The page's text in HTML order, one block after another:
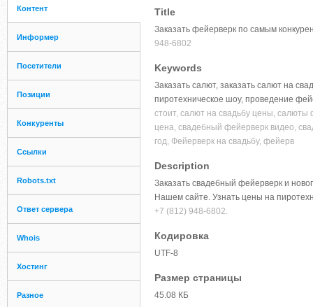
Контент
Информер
Посетители
Позиции
Конкуренты
Ссылки
Robots.txt
Ответ сервера
Whois
Хостинг
Разное
Title
Заказать фейерверк по самым
948-6802
Keywords
Заказать салют, заказать салют на
пиротехническое шоу, проведение
стоит, салют на свадьбу цены,
цена, свадебный фейерверк видео,
год, Фейерверк на свадьбу, фейерв
Description
Заказать свадебный фейерверк и
Нашем сайте. Узнать цены на
+7 (812) 948-6802.
Кодировка
UTF-8
Размер страницы
45.08 КБ